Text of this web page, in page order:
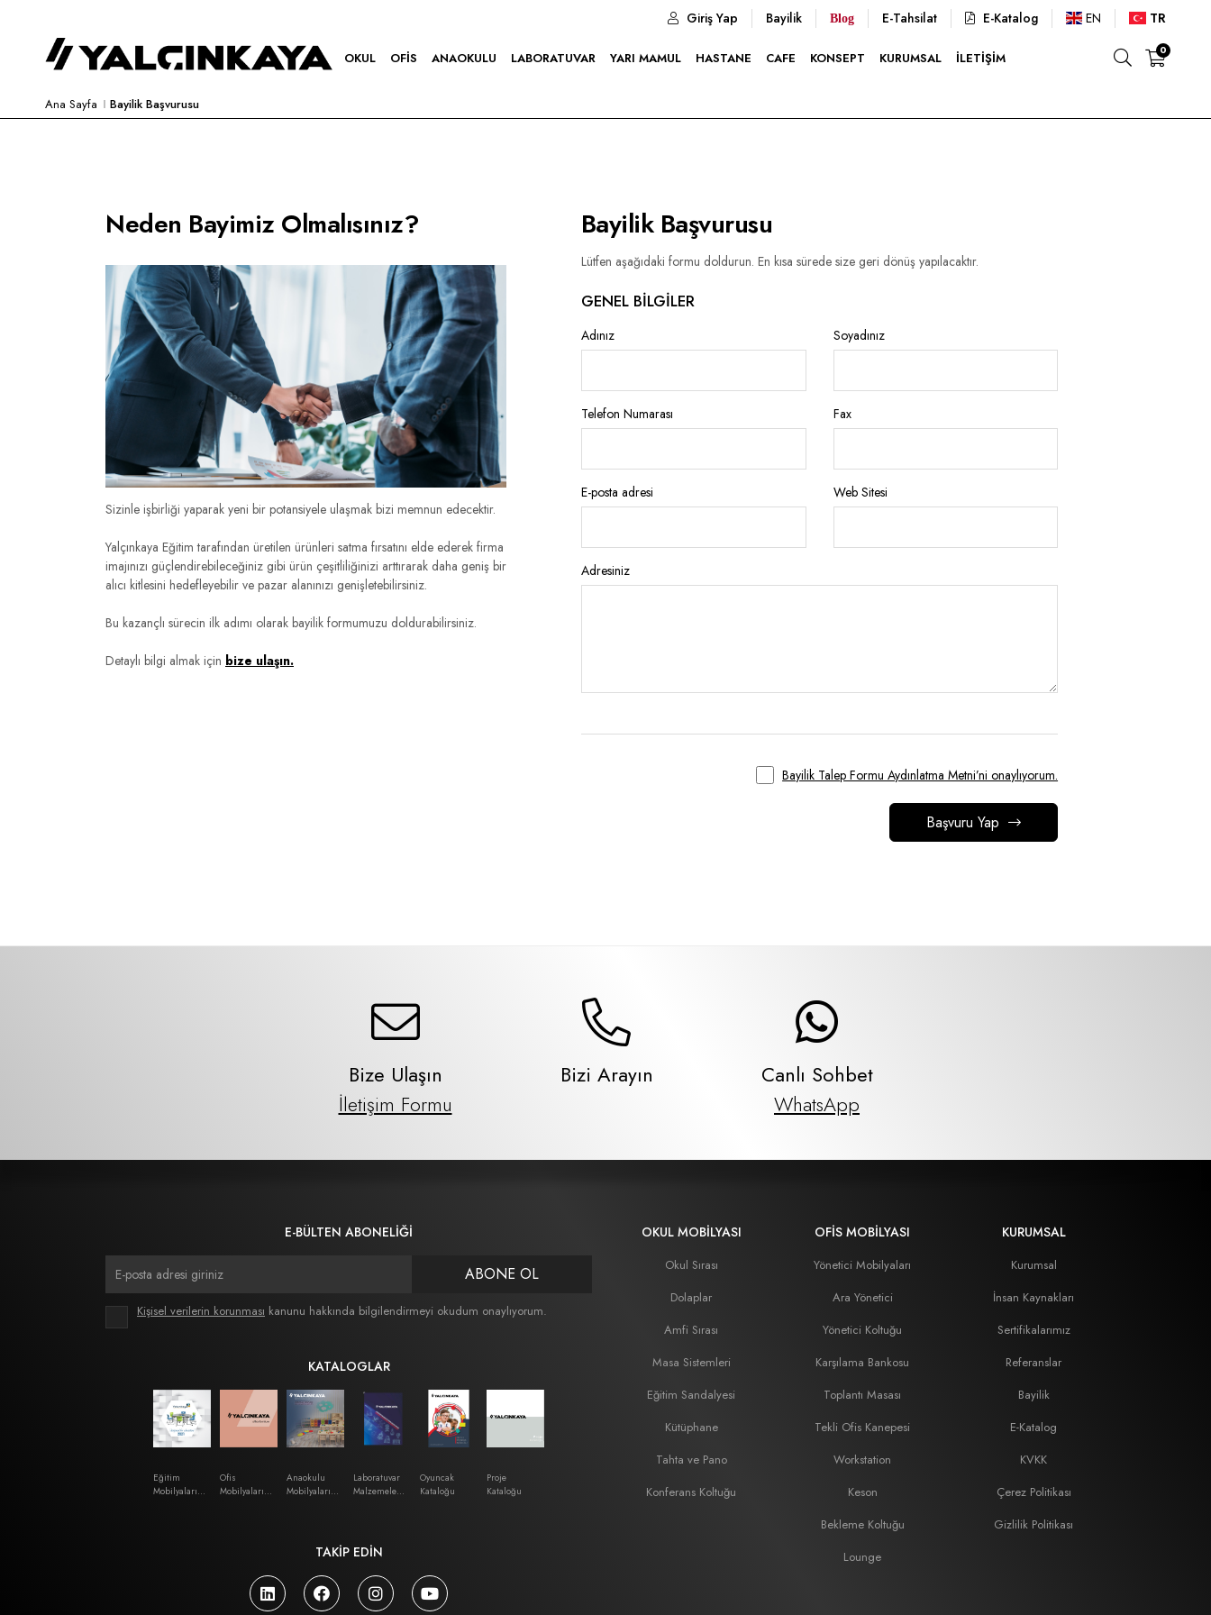
Giriş Yap Bayilik Blog E-Tahsilat E-Katalog EN TR
OKUL OFIS ANAOKULU LABORATUVAR YARI MAMUL HASTANE CAFE KONSEPT KURUMSAL İLETIŞIM 0
Ana Sayfa Bayilik Başvurusu
Neden Bayimiz Olmalısınız?
Sizinle işbirliği yaparak yeni bir potansiyele ulaşmak bizi memnun edecektir.
Yalçınkaya Eğitim tarafından üretilen ürünleri satma fırsatını elde ederek firma
imajınızı güçlendirebileceğiniz gibi ürün çeşitliliğinizi arttırarak daha geniş bir
alıcı kitlesini hedefleyebilir ve pazar alanınızı genişletebilirsiniz.
Bu kazançlı sürecin ilk adımı olarak bayilik formumuzu doldurabilirsiniz.
Detaylı bilgi almak için bize ulaşın.
Bayilik Başvurusu
Lütfen aşağıdaki formu doldurun. En kısa sürede size geri dönüş yapılacaktır.
GENEL BILGILER
Adınız Soyadınız
Telefon Numarası Fax
E-posta adresi Web Sitesi
Adresiniz
Bayilik Talep Formu Aydınlatma Metni’ni onaylıyorum.
Başvuru Yap
Bize Ulaşın
İletişim Formu
Bizi Arayın
Canlı Sohbet
WhatsApp
E-BÜLTEN ABONELİĞİ
ABONE OL
Kişisel verilerin korunması kanunu hakkında bilgilendirmeyi okudum onaylıyorum.
KATALOGLAR
Eğitim
Mobilyaları
Ofis
Mobilyaları
Anaokulu
Mobilyaları
Laboratuvar
Malzemeleri
Oyuncak
Kataloğu
Proje
Kataloğu
TAKİP EDİN
OKUL MOBILYASI
Okul Sırası
Dolaplar
Amfi Sırası
Masa Sistemleri
Eğitim Sandalyesi
Kütüphane
Tahta ve Pano
Konferans Koltuğu
OFIS MOBILYASI
Yönetici Mobilyaları
Ara Yönetici
Yönetici Koltuğu
Karşılama Bankosu
Toplantı Masası
Tekli Ofis Kanepesi
Workstation
Keson
Bekleme Koltuğu
Lounge
KURUMSAL
Kurumsal
İnsan Kaynakları
Sertifikalarımız
Referanslar
Bayilik
E-Katalog
KVKK
Çerez Politikası
Gizlilik Politikası